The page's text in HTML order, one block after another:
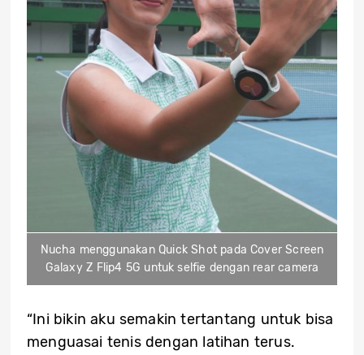
Nucha menggunakan Quick Shot pada Cover Screen
Galaxy Z Flip4 5G untuk selfie dengan rear camera
“Ini bikin aku semakin tertantang untuk bisa
menguasai tenis dengan latihan terus.